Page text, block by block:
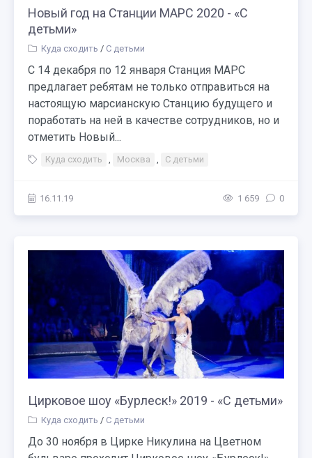
Новый год на Станции МАРС 2020 - «С
детьми»
Куда сходить / С детьми
С 14 декабря по 12 января Станция МАРС
предлагает ребятам не только отправиться на
настоящую марсианскую Станцию будущего и
поработать на ней в качестве сотрудников, но и
отметить Новый...
Куда сходить , Москва , С детьми
16.11.19 1 659 0
Цирковое шоу «Бурлеск!» 2019 - «С детьми»
Куда сходить / С детьми
До 30 ноября в Цирке Никулина на Цветном